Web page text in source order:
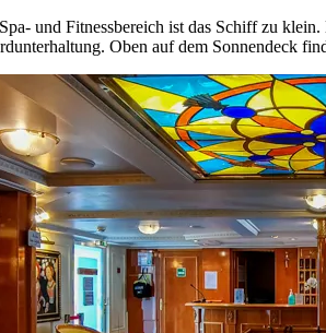
und Fitnessbereich ist das Schiff zu
Oben auf dem Sonnendeck